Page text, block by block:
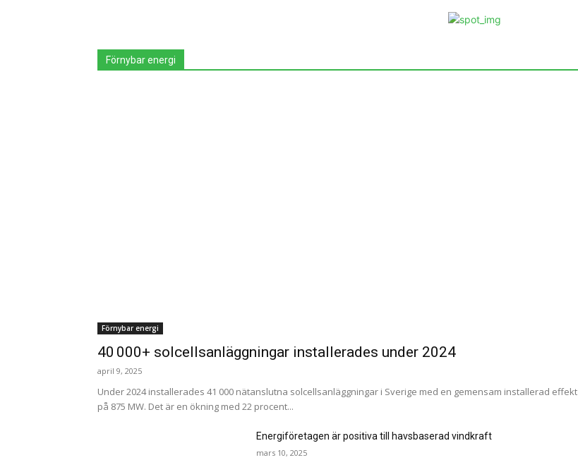
Förnybar energi
Förnybar energi
40 000+ solcellsanläggningar installerades under 2024
april 9, 2025
Under 2024 installerades 41 000 nätanslutna solcellsanläggningar i Sverige med en gemensam installerad effekt
på 875 MW. Det är en ökning med 22 procent...
Energiföretagen är positiva till havsbaserad vindkraft
mars 10, 2025